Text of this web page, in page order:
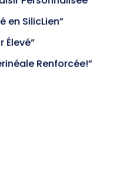
en SilicLien”
Élevé”
Renforcée!”